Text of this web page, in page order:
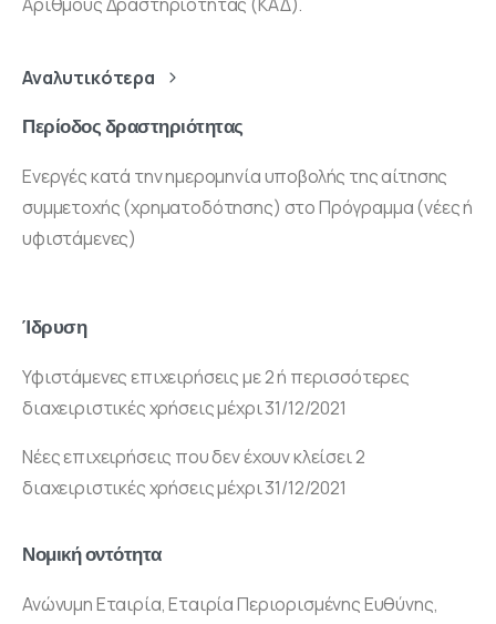
Αναλυτικότερα
Περίοδος δραστηριότητας
Ενεργές κατά την ημερομηνία υποβολής της αίτησης
συμμετοχής (χρηματοδότησης) στο Πρόγραμμα (νέες ή
υφιστάμενες)
Ίδρυση
Υφιστάμενες επιχειρήσεις με 2 ή περισσότερες
διαχειριστικές χρήσεις μέχρι 31/12/2021
Νέες επιχειρήσεις που δεν έχουν κλείσει 2
διαχειριστικές χρήσεις μέχρι 31/12/2021
Νομική οντότητα
Ανώνυμη Εταιρία, Εταιρία Περιορισμένης Ευθύνης,